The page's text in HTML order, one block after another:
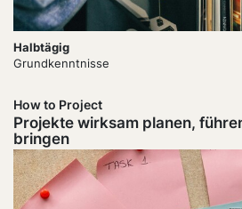
Dauer:
Halbtägig
Level
Grundkenntnisse
How to Project
Projekte wirksam planen,
bringen